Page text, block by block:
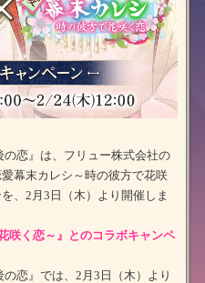
の恋』は、フリュー株式会社の
幕末カレシ～時の彼方で花咲
、2月3日（木）より開催しま
咲く恋～』とのコラボキャンペ
の恋』では、2月3日（木）より